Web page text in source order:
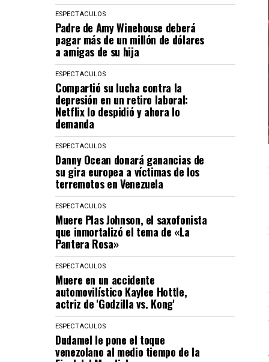
ESPECTACULOS
Padre de Amy Winehouse deberá
pagar más de un millón de dólares
a amigas de su hija
ESPECTACULOS
Compartió su lucha contra la
depresión en un retiro laboral:
Netflix lo despidió y ahora lo
demanda
ESPECTACULOS
Danny Ocean donará ganancias de
su gira europea a víctimas de los
terremotos en Venezuela
ESPECTACULOS
Muere Plas Johnson, el saxofonista
que inmortalizó el tema de «La
Pantera Rosa»
ESPECTACULOS
Muere en un accidente
automovilístico Kaylee Hottle,
actriz de 'Godzilla vs. Kong'
ESPECTACULOS
Dudamel le pone el toque
venezolano al medio tiempo de la